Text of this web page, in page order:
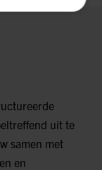
uit te
samen met
en